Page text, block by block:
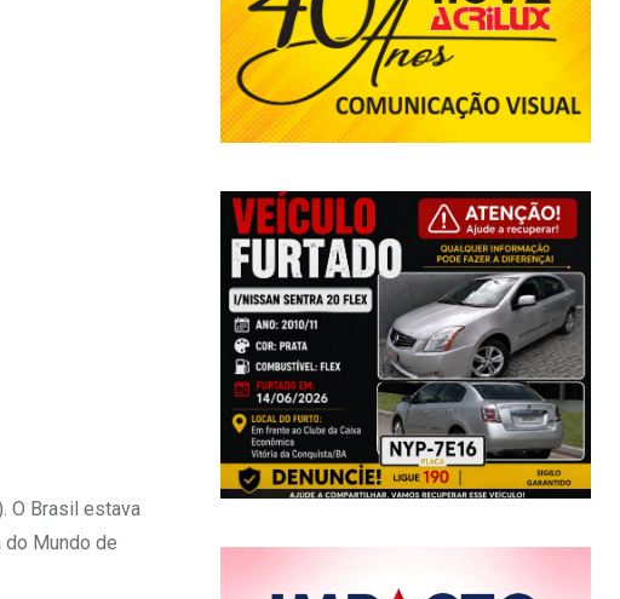
O Brasil estava
Mundo de